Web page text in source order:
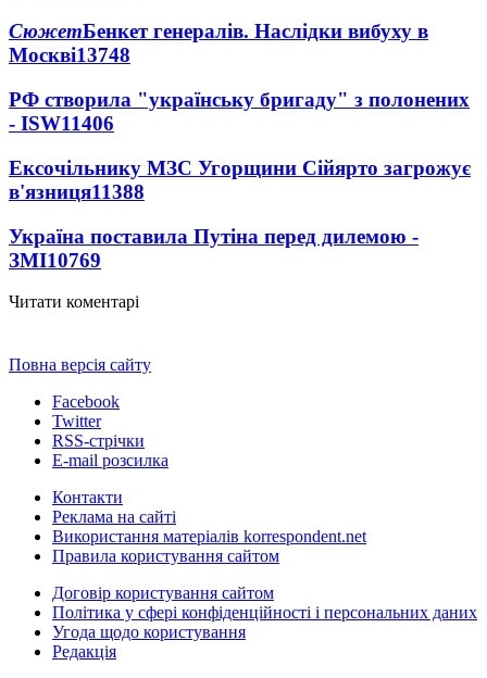
СюжетБенкет генералів. Наслідки вибуху в
Москві13748
РФ створила "українську бригаду" з полонених
- ISW11406
Ексочільнику МЗС Угорщини Сійярто загрожує
в'язниця11388
Україна поставила Путіна перед дилемою -
ЗМІ10769
Читати коментарі
Повна версія сайту
Facebook
Twitter
RSS-стрічки
E-mail розсилка
Контакти
Реклама на сайті
Використання матеріалів korrespondent.net
Правила користування сайтом
Договір користування сайтом
Політика у сфері конфіденційності і персональних даних
Угода щодо користування
Редакція